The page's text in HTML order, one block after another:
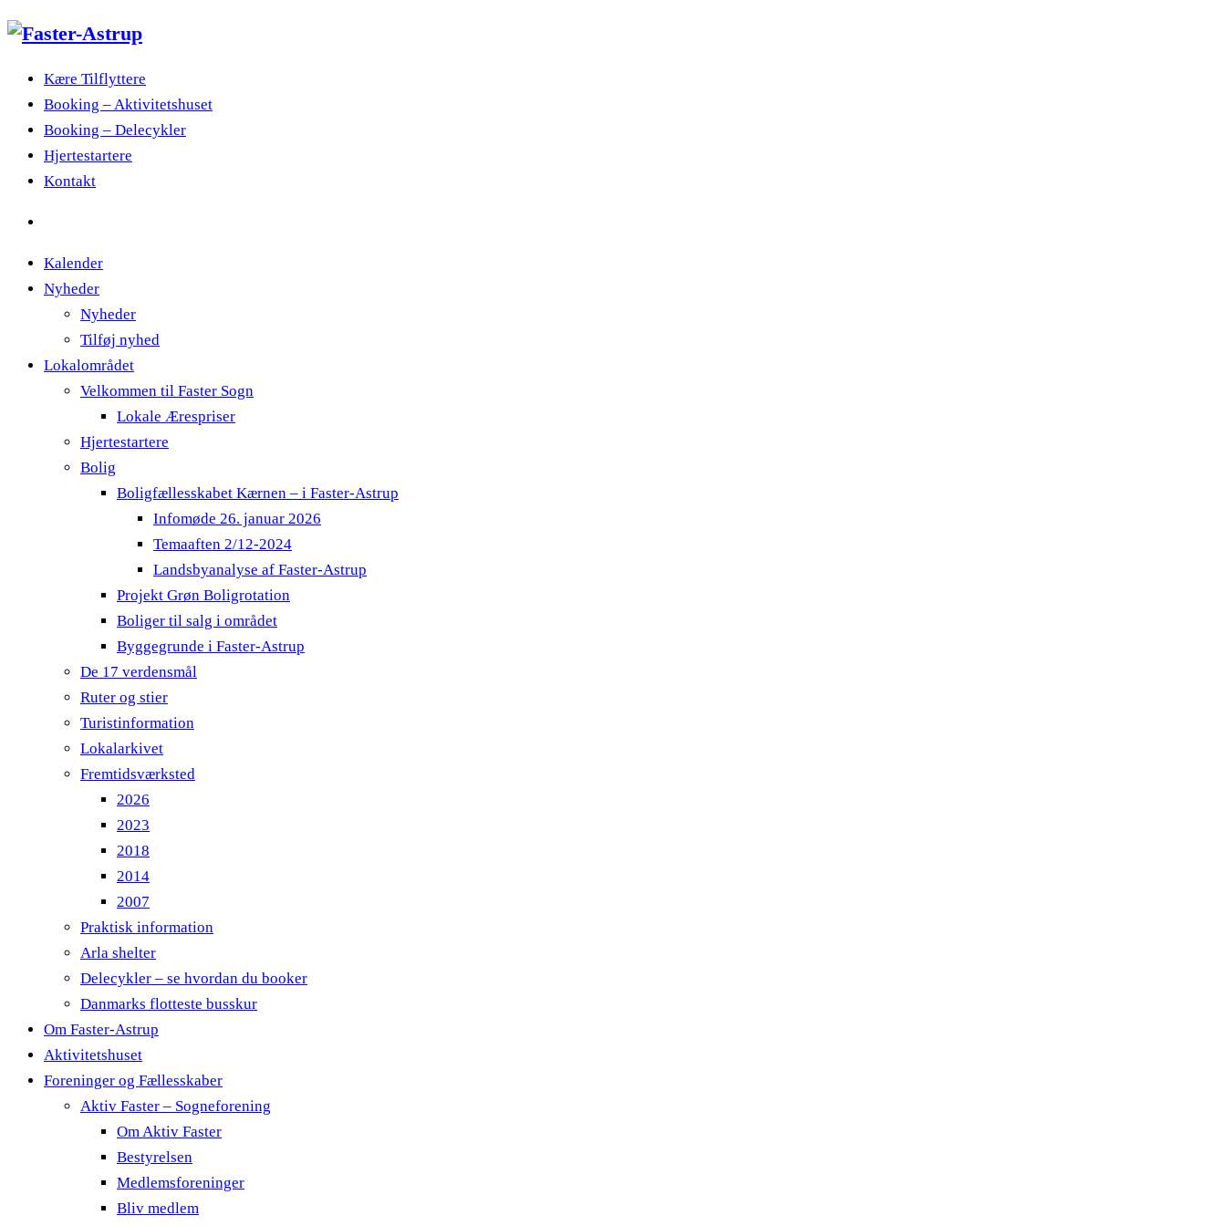
Kære Tilflyttere
Booking – Aktivitetshuset
Booking – Delecykler
Hjertestartere
Kontakt
Kalender
Nyheder
Nyheder
Tilføj nyhed
Lokalområdet
Velkommen til Faster Sogn
Lokale Ærespriser
Hjertestartere
Bolig
Boligfællesskabet Kærnen – i Faster-Astrup
Infomøde 26. januar 2026
Temaaften 2/12-2024
Landsbyanalyse af Faster-Astrup
Projekt Grøn Boligrotation
Boliger til salg i området
Byggegrunde i Faster-Astrup
De 17 verdensmål
Ruter og stier
Turistinformation
Lokalarkivet
Fremtidsværksted
2026
2023
2018
2014
2007
Praktisk information
Arla shelter
Delecykler – se hvordan du booker
Danmarks flotteste busskur
Om Faster-Astrup
Aktivitetshuset
Foreninger og Fællesskaber
Aktiv Faster – Sogneforening
Om Aktiv Faster
Bestyrelsen
Medlemsforeninger
Bliv medlem